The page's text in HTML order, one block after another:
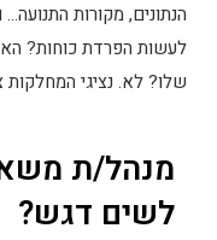
הנתונים, מקורות
לעשות הפרדת כוחות?
שלו? לא. נציגי המחלקות
מנהל/ת
לשים דגש?